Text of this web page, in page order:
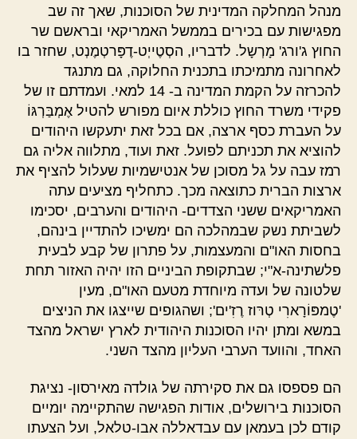
מנהל המחלקה המדינית של הסוכנות, שאך זה שב
מפגישות עם בכירים בממשל האמריקאי ובראשם שר
החוץ ג'ורג' מָרְשָל. לדבריו, הסְטֶייְט-דֶפָּרטְמֶנְט, שחזר בו
לאחרונה מתמיכתו בתכנית החלוקה, גם מתנגד
להכרזה על הקמת המדינה ב- 14 למאי. ועמדתם זו של
פקידי משרד החוץ כוללת איום מפורש להטיל אֶמְבַּרְגּוֹ
על העברת כסף ארצה, אם בכל זאת יתעקשו היהודים
להוציא את תכניתם לפועל. זאת ועוד, מתלווה אליה גם
רמז עבה על גל מסוכן של אנטישמיות שעלול להציף את
ארצות הברית כתוצאה מכך. כתחליף מציעים עתה
האמריקאים ששני הצדדים- היהודים והערבים, יסכימו
לשביתת נשק שבמהלכה הם ימשיכו להתדיין בינהם,
בחסות האו"ם והמעצמות, על פתרון של קבע לבעית
פלשתינה-א"י; שבתקופת הביניים הזו יהיה האזור תחת
שלטונה של ועדה מיוחדת מטעם האו"ם, מעין
'טֶמפּוֹרָארִי טְרּוז רֶזִ'ים'; ושהגופים שייצגו את הניצים
במשא ומתן יהיו הסוכנות היהודית לארץ ישראל מהצד
האחד, והוועד הערבי העליון מהצד השני.
הם פספסו גם את סקירתה של גולדה מאירסון- נציגת
הסוכנות בירושלים, אודות הפגישה שהתקיימה יומיים
קודם לכן בעמאן עם עבדאללה אבו-טלאל, ועל הצעתו